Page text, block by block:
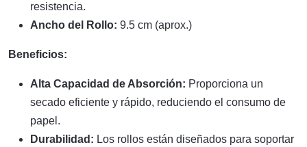
resistencia.
Ancho del Rollo: 9.5 cm (aprox.)
Beneficios:
Alta Capacidad de Absorción: Proporciona un
secado eficiente y rápido, reduciendo el consumo de
papel.
Durabilidad: Los rollos están diseñados para soportar